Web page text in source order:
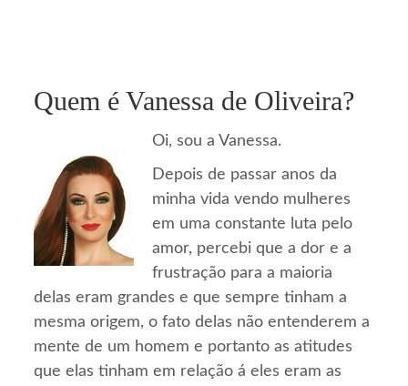
Quem é Vanessa de Oliveira?
Oi, sou a Vanessa.
Depois de passar anos da
minha vida vendo mulheres
em uma constante luta pelo
amor, percebi que a dor e a
frustração para a maioria
delas eram grandes e que sempre tinham a
mesma origem, o fato delas não entenderem a
mente de um homem e portanto as atitudes
que elas tinham em relação á eles eram as